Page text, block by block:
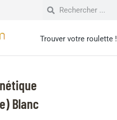
Trouver votre roulette !
Blanc